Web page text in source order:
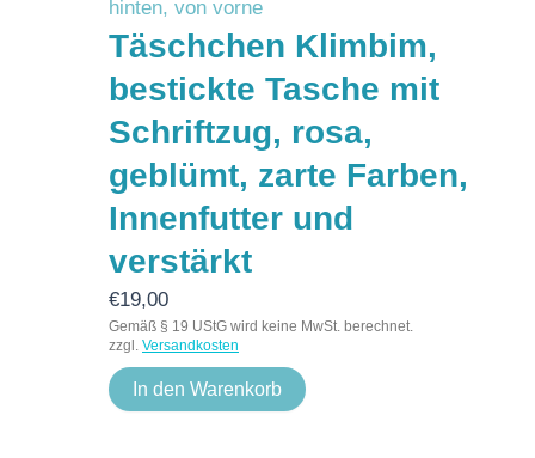
Täschchen Klimbim,
bestickte Tasche mit
Schriftzug, rosa,
geblümt, zarte Farben,
Innenfutter und
verstärkt
€19,00
Gemäß § 19 UStG wird keine MwSt. berechnet.
zzgl. Versandkosten
In den Warenkorb